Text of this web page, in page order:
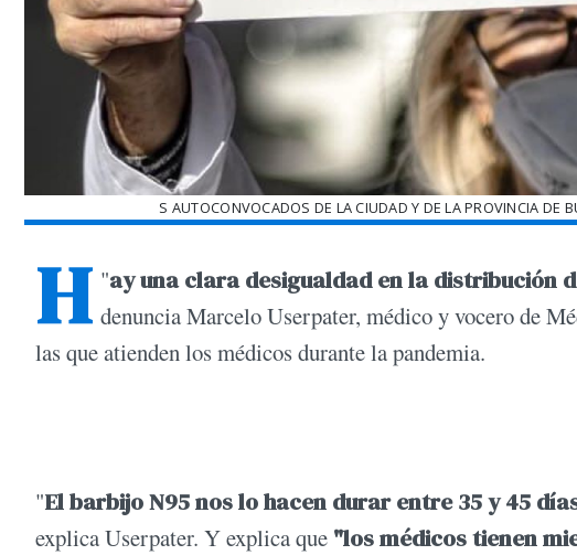
S AUTOCONVOCADOS DE LA CIUDAD Y DE LA PROVINCIA DE
"
H ay una clara desigualdad en la distribución
denuncia Marcelo Userpater, médico y vocero de
las que atienden los médicos durante la pandemia.
"El barbijo N95 nos lo hacen durar entre 35 y 45
explica Userpater. Y explica que "los médicos tienen